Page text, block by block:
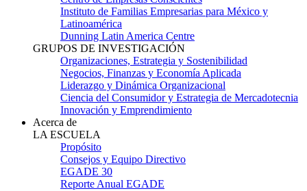
Instituto de Familias Empresarias para México y
Latinoamérica
Dunning Latin America Centre
GRUPOS DE INVESTIGACIÓN
Organizaciones, Estrategia y Sostenibilidad
Negocios, Finanzas y Economía Aplicada
Liderazgo y Dinámica Organizacional
Ciencia del Consumidor y Estrategia de Mercadotecnia
Innovación y Emprendimiento
Acerca de
LA ESCUELA
Propósito
Consejos y Equipo Directivo
EGADE 30
Reporte Anual EGADE